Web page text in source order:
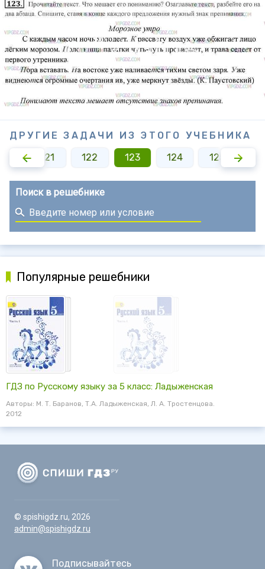
ДРУГИЕ ЗАДАЧИ ИЗ ЭТОГО УЧЕБНИКА
121 122 123 124 125
Поиск в решебнике
Популярные решебники
ГДЗ по Русскому языку за 5 класс: Ладыженская
Авторы: М. Т. Баранов, Т.А. Ладыженская, Л. А. Тростенцова.
2012
© spishigdz.ru, 2026
admin@spishigdz.ru
Подписывайтесь